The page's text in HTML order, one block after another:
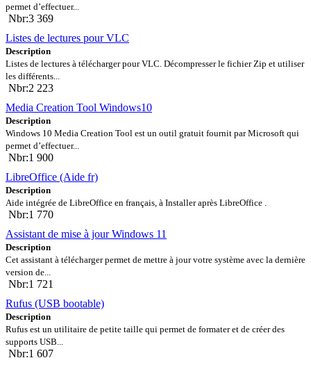
permet d’effectuer...
Nbr:3 369
Listes de lectures pour VLC
Description
Listes de lectures à télécharger pour VLC. Décompresser le fichier Zip et utiliser
les différents...
Nbr:2 223
Media Creation Tool Windows10
Description
Windows 10 Media Creation Tool est un outil gratuit fournit par Microsoft qui
permet d’effectuer...
Nbr:1 900
LibreOffice (Aide fr)
Description
Aide intégrée de LibreOffice en français, à Installer après LibreOffice .
Nbr:1 770
Assistant de mise à jour Windows 11
Description
Cet assistant à télécharger permet de mettre à jour votre système avec la dernière
version de...
Nbr:1 721
Rufus (USB bootable)
Description
Rufus est un utilitaire de petite taille qui permet de formater et de créer des
supports USB...
Nbr:1 607